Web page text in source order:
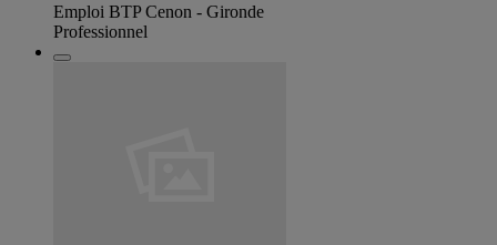
Emploi BTP Cenon - Gironde
Professionnel